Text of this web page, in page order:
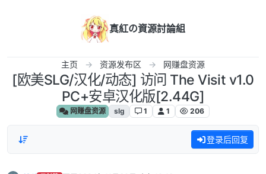
真紅の資源討論組
主页 资源发布区 网赚盘资源
[欧美SLG/汉化/动态] 访问 The Visit v1.0
PC+安卓汉化版[2.44G]
网赚盘资源 slg 1 1 206
登录后回复